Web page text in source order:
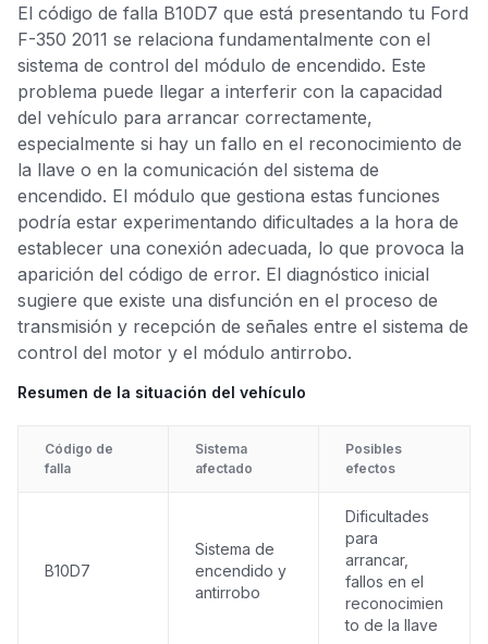
El código de falla B10D7 que está presentando tu Ford
F-350 2011 se relaciona fundamentalmente con el
sistema de control del módulo de encendido. Este
problema puede llegar a interferir con la capacidad
del vehículo para arrancar correctamente,
especialmente si hay un fallo en el reconocimiento de
la llave o en la comunicación del sistema de
encendido. El módulo que gestiona estas funciones
podría estar experimentando dificultades a la hora de
establecer una conexión adecuada, lo que provoca la
aparición del código de error. El diagnóstico inicial
sugiere que existe una disfunción en el proceso de
transmisión y recepción de señales entre el sistema de
control del motor y el módulo antirrobo.
Resumen de la situación del vehículo
Código de
falla
Sistema
afectado
Posibles
efectos
B10D7
Sistema de
encendido y
antirrobo
Dificultades
para
arrancar,
fallos en el
reconocimien
to de la llave